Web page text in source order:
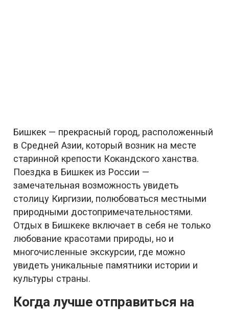
Бишкек — прекрасный город, расположенный
в Средней Азии, который возник на месте
старинной крепости Кокандского ханства.
Поездка в Бишкек из России —
замечательная возможность увидеть
столицу Киргизии, полюбоваться местными
природными достопримечательностями.
Отдых в Бишкеке включает в себя не только
любование красотами природы, но и
многочисленные экскурсии, где можно
увидеть уникальные памятники истории и
культуры страны.
Когда лучше отправиться на